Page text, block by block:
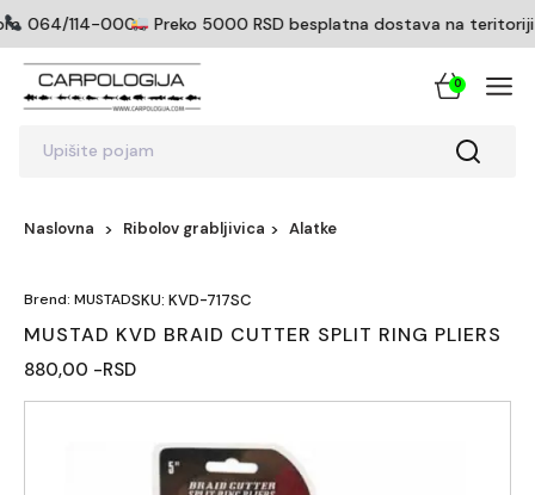
064/114-0005Preko 5000 RSD besplatna dostava na teritoriji
Upišite pojam
0
Naslovna Ribolov grabljivica Alatke
Brend: MUSTADSKU: KVD-717SC
MUSTAD KVD BRAID CUTTER SPLIT RING PLIERS
880,00 -RSD